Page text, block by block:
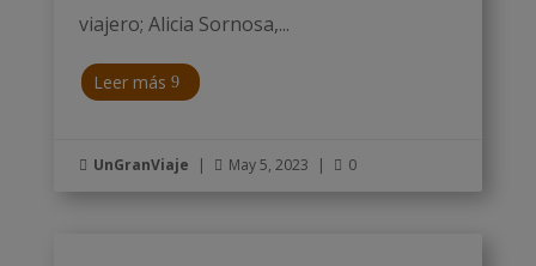
viajero; Alicia Sornosa,...
Leer más
 UnGranViaje |  May 5, 2023 |  0